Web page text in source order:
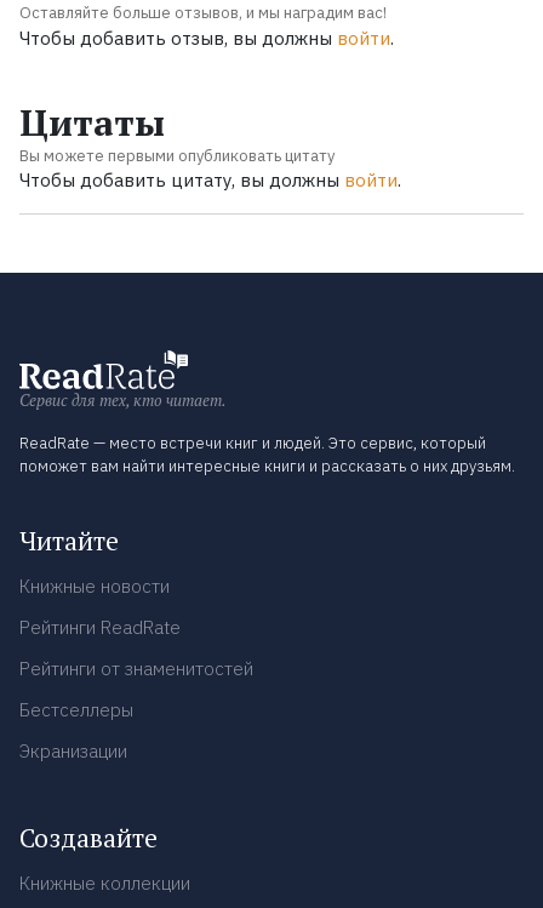
Оставляйте больше отзывов, и мы наградим вас!
Чтобы добавить отзыв, вы должны войти.
Цитаты
Вы можете первыми опубликовать цитату
Чтобы добавить цитату, вы должны войти.
Сервис для тех, кто читает.
ReadRate — место встречи книг и людей. Это сервис, который
поможет вам найти интересные книги и рассказать о них друзьям.
Читайте
Книжные новости
Рейтинги ReadRate
Рейтинги от знаменитостей
Бестселлеры
Экранизации
Создавайте
Книжные коллекции